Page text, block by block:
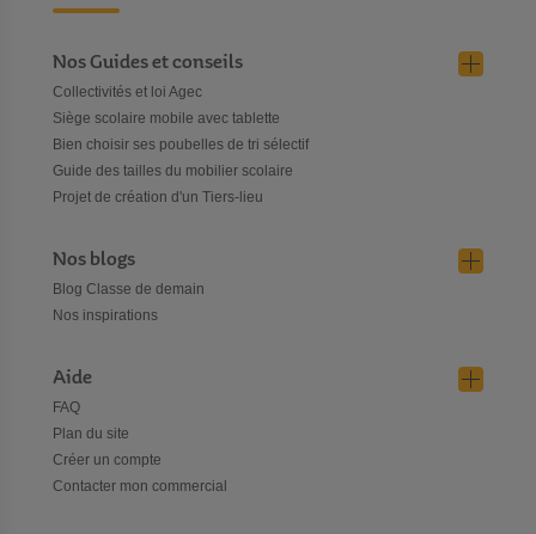
Nos Guides et conseils
Collectivités et loi Agec
Siège scolaire mobile avec tablette
Bien choisir ses poubelles de tri sélectif
Guide des tailles du mobilier scolaire
Projet de création d'un Tiers-lieu
Nos blogs
Blog Classe de demain
Nos inspirations
Aide
FAQ
Plan du site
Créer un compte
Contacter mon commercial